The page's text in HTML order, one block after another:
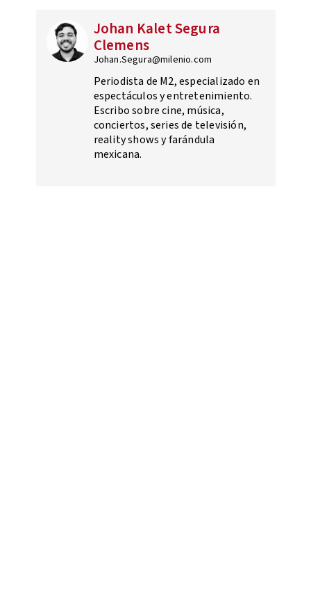
Johan Kalet Segura
Clemens
Johan.Segura@milenio.com
Periodista de M2, especializado en
espectáculos y entretenimiento.
Escribo sobre cine, música,
conciertos, series de televisión,
reality shows y farándula
mexicana.